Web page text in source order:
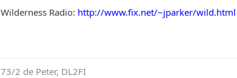
Wilderness Radio: http://www.fix.net/~jparker/wild.html
73/2 de Peter, DL2FI